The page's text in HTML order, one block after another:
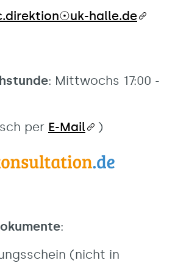
halle.de
: Mittwochs 17:00 -
per E-Mail )
:
(nicht in